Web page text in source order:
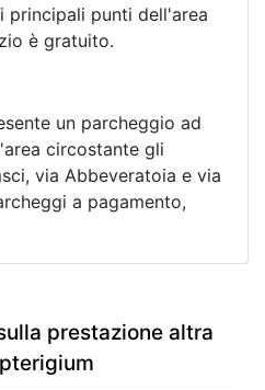
principali punti dell'area
è gratuito.
un parcheggio ad
circostante gli
via Abbeveratoia e via
a pagamento,
prestazione altra